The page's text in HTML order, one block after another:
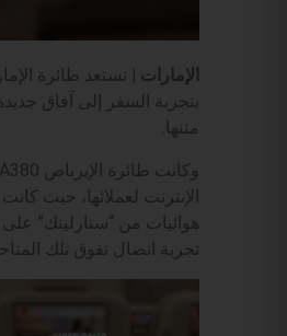
الإمارات |
بتجربة السفر إلى آفاق
متنها.
هوائيات من “ستارلينك”
تجربة اتصال تفوق تلك المتاحة